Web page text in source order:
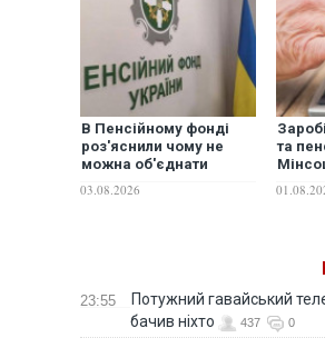
В Пенсійному фонді
роз'яснили чому не
можна об'єднати
краще вибрати
03.08.2026
та
23:55
Потужний гавайський
бачив ніхто
437 0